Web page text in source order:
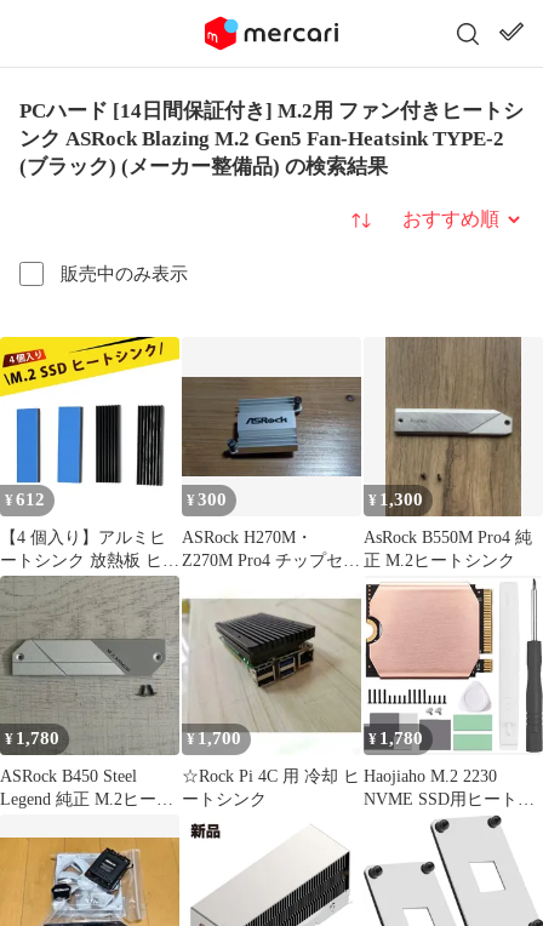
PCハード [14日間保証付き] M.2用 ファン付きヒートシ
ンク ASRock Blazing M.2 Gen5 Fan-Heatsink TYPE-2
(ブラック) (メーカー整備品) の検索結果
販売中のみ表示
並び替え
¥ 612
【4 個入り】アルミヒ
ートシンク 放熱板 ヒー
トシンク 大型 放熱シー
ト M.2 SSD ヒートシン
ク 冷却 ファンレス 対
応 パソコン ノートPC
冷却板 熱対策 自作PC
マウンター
¥300
ASRock H270M・
Z270M Pro4 チップセッ
¥ 1,300
AsRock B550M Pro4 純
正 M.2ヒートシンク
¥ 1,780
ASRock B450 Steel
Legend 純正 M.2ヒート
¥1,700
☆Rock Pi 4C 用 冷却 ヒ
ートシンク
¥ 1,780
Haojiaho M.2 2230
NVME SSD用ヒートシ
ンク 銅製 熱パッド付き
for Stream Deck
SSD/Rog Ally
ssd/Sabrent Rocket クー
ラー 修理キット( 2230)